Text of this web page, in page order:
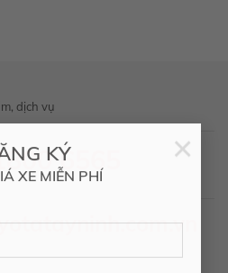
KÝ
XE MIỄN PHÍ
×
dịch vụ
6565